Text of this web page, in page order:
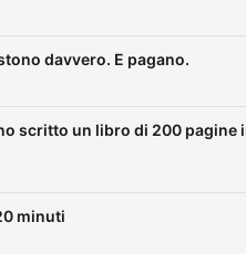
davvero. E pagano.
scritto un libro di 200 pagine
minuti